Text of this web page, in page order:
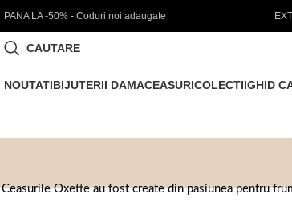
EXTRA 5% CARD PREMIUM
CAUTARE
NOUTATIBIJUTERII DAMACEASURICOLECTIIGHID
Ceasurile Oxette au fost create din pasiunea pentru